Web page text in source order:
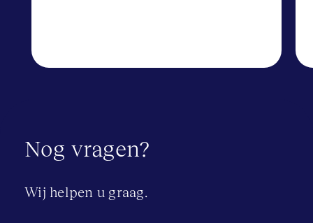
Nog vragen?
Wij helpen u graag.